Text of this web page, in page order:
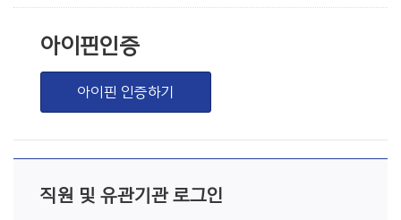
아이핀인증
아이핀 인증하기
직원 및 유관기관 로그인